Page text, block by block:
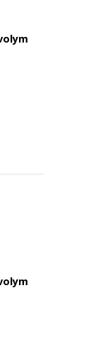
volym 15 l, 2